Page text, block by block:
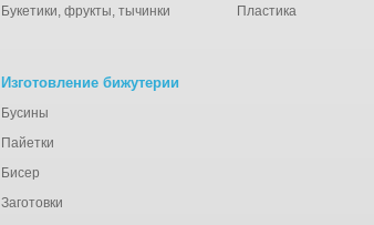
Букетики, фрукты, тычинки
Пластика
Изготовление бижутерии
Бусины
Пайетки
Бисер
Заготовки